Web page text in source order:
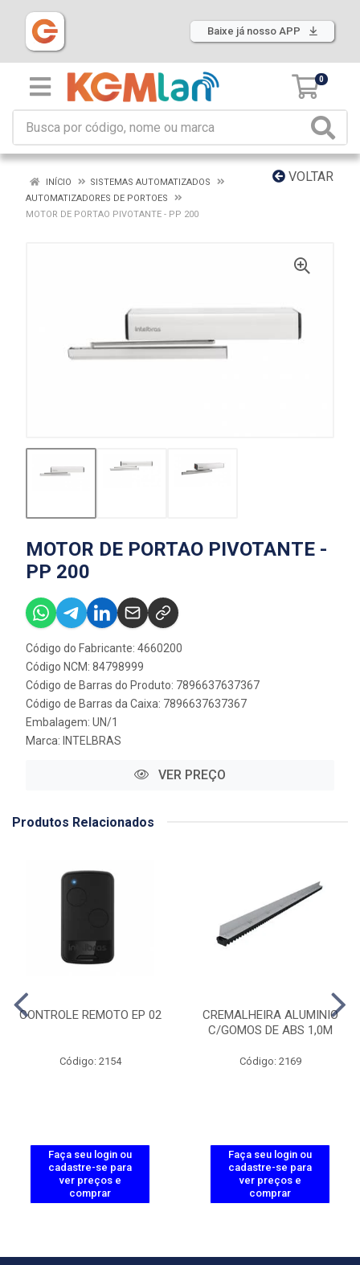
Baixe já nosso APP
0
VOLTAR
INÍCIO
SISTEMAS AUTOMATIZADOS
AUTOMATIZADORES DE PORTOES
MOTOR DE PORTAO PIVOTANTE - PP 200
MOTOR DE PORTAO PIVOTANTE -
PP 200
Código do Fabricante: 4660200
Código NCM: 84798999
Código de Barras do Produto: 7896637637367
Código de Barras da Caixa: 7896637637367
Embalagem: UN/1
Marca: INTELBRAS
VER PREÇO
Produtos Relacionados
CONTROLE REMOTO EP 02
Código: 2154
Faça seu login ou
cadastre-se para
ver preços e
comprar
CREMALHEIRA ALUMINIO
C/GOMOS DE ABS 1,0M
Código: 2169
Faça seu login ou
cadastre-se para
ver preços e
comprar